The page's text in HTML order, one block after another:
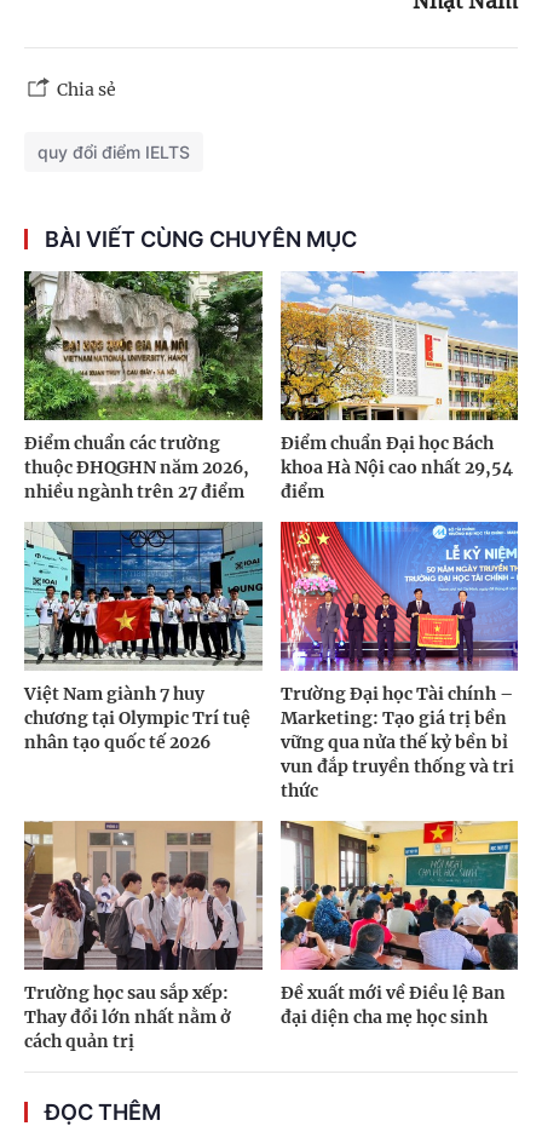
Chia sẻ
quy đổi điểm IELTS
BÀI VIẾT CÙNG CHUYÊN MỤC
Điểm chuẩn các trường
thuộc ĐHQGHN năm 2026,
nhiều ngành trên 27 điểm
Điểm chuẩn Đại học Bách
khoa Hà Nội cao nhất 29,54
điểm
Việt Nam giành 7 huy
chương tại Olympic Trí tuệ
nhân tạo quốc tế 2026
Trường Đại học Tài chính –
Marketing: Tạo giá trị bền
vững qua nửa thế kỷ bền bỉ
vun đắp truyền thống và tri
thức
Trường học sau sắp xếp:
Thay đổi lớn nhất nằm ở
cách quản trị
Đề xuất mới về Điều lệ Ban
đại diện cha mẹ học sinh
ĐỌC THÊM